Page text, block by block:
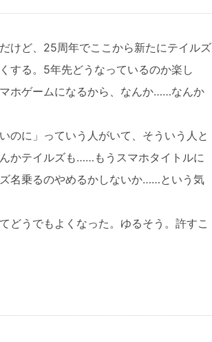
けど、25周年でここから新たにテイルズ
する。5年先どうなっているのか楽し
ホゲームになるから、なんか……なんか
のに」っていう人がいて、そういう人と
かテイルズも……もうスマホタイトルに
名乗るのやめるかしないか……という気
どうでもよくなった。ゆるそう。許すこ